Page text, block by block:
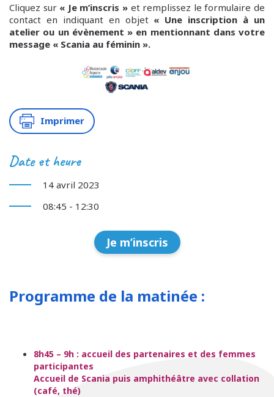
Cliquez sur « Je m’inscris » et remplissez le formulaire de
contact en indiquant en objet « Une inscription à un
atelier ou un évènement » en mentionnant dans votre
message « Scania au féminin ».
Imprimer
Date et heure
14 avril 2023
08:45 - 12:30
Je m’inscris
Programme de la matinée :
8h45 – 9h : accueil des partenaires et des femmes
participantes
Accueil de Scania puis amphithéâtre avec collation
(café, thé)